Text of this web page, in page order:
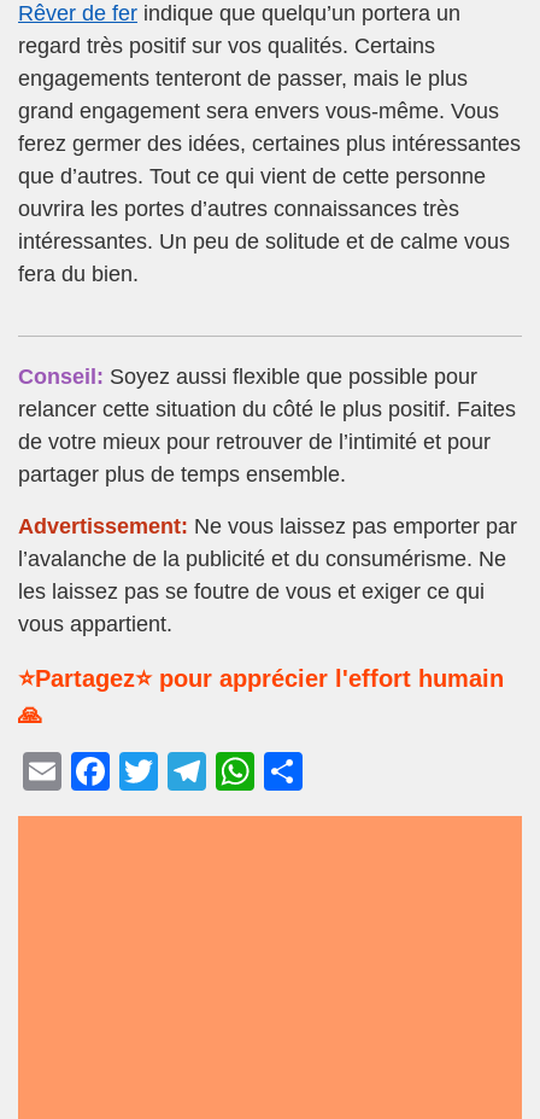
Rêver de fer indique que quelqu’un portera un
regard très positif sur vos qualités. Certains
engagements tenteront de passer, mais le plus
grand engagement sera envers vous-même. Vous
ferez germer des idées, certaines plus intéressantes
que d’autres. Tout ce qui vient de cette personne
ouvrira les portes d’autres connaissances très
intéressantes. Un peu de solitude et de calme vous
fera du bien.
Conseil: Soyez aussi flexible que possible pour
relancer cette situation du côté le plus positif. Faites
de votre mieux pour retrouver de l’intimité et pour
partager plus de temps ensemble.
Advertissement: Ne vous laissez pas emporter par
l’avalanche de la publicité et du consumérisme. Ne
les laissez pas se foutre de vous et exiger ce qui
vous appartient.
⭐Partagez⭐ pour apprécier l'effort humain
🙏
E
m
F
a
T
wi
T
el
W
h
ar